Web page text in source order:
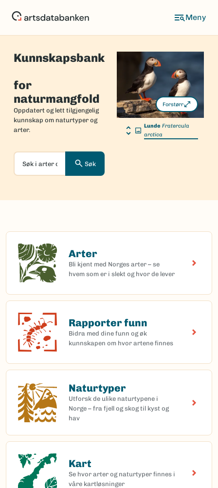
Forside
Forstørr
Lunde Fratercula
arctica
Kunnskapsbank
for
naturmangfold
Oppdatert og lett tilgjengelig
kunnskap om naturtyper og
arter.
i
og
Søk
Arter
Bli kjent med Norges arter – se
hvem som er i slekt og hvor de lever
Arter
Rapporter funn
Bidra med dine funn og øk
kunnskapen om hvor artene finnes
Rapporter funn
Naturtyper
Utforsk de ulike naturtypene i
Norge – fra fjell og skog til kyst og
hav
Naturtyper
Kart
Se hvor arter og naturtyper finnes i
våre kartløsninger
Kart